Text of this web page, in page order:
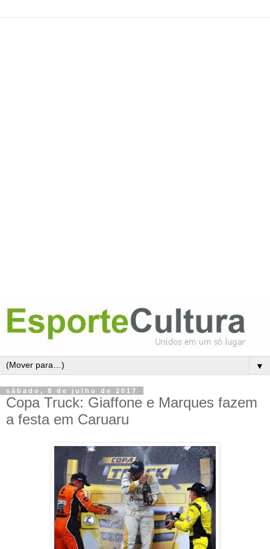
▼
sábado, 8 de julho de 2017
Copa Truck: Giaffone e Marques fazem
a festa em Caruaru